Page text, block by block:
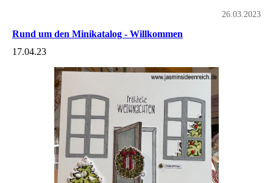
26.03.2023
Rund um den Minikatalog - Willkommen
17.04.23